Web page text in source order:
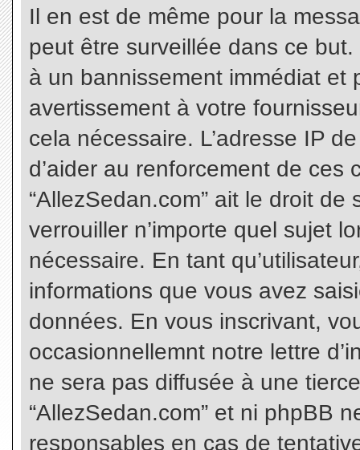
Il en est de même pour la
peut être surveillée dans ce
à un bannissement immédiat et
avertissement à votre
cela nécessaire. L’adresse IP
d’aider au renforcement de
“AllezSedan.com” ait le droit de
verrouiller n’importe quel sujet
nécessaire. En tant
informations que vous avez
données. En vous inscrivant,
occasionnellemnt notre lettre
ne sera pas diffusée à une
“AllezSedan.com” et ni phpBB
responsables en cas de